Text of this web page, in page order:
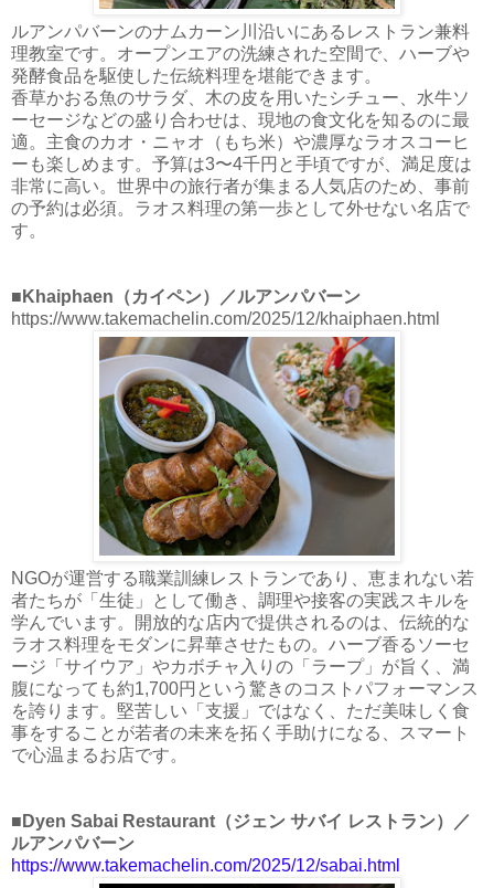
ルアンパバーンのナムカーン川沿いにあるレストラン兼料
理教室です。オープンエアの洗練された空間で、ハーブや
発酵食品を駆使した伝統料理を堪能できます。
香草かおる魚のサラダ、木の皮を用いたシチュー、水牛ソ
ーセージなどの盛り合わせは、現地の食文化を知るのに最
適。主食のカオ・ニャオ（もち米）や濃厚なラオスコーヒ
ーも楽しめます。予算は3〜4千円と手頃ですが、満足度は
非常に高い。世界中の旅行者が集まる人気店のため、事前
の予約は必須。ラオス料理の第一歩として外せない名店で
す。
■Khaiphaen（カイペン）／ルアンパバーン
https://www.takemachelin.com/2025/12/khaiphaen.html
NGOが運営する職業訓練レストランであり、恵まれない若
者たちが「生徒」として働き、調理や接客の実践スキルを
学んでいます。開放的な店内で提供されるのは、伝統的な
ラオス料理をモダンに昇華させたもの。ハーブ香るソーセ
ージ「サイウア」やカボチャ入りの「ラープ」が旨く、満
腹になっても約1,700円という驚きのコストパフォーマンス
を誇ります。堅苦しい「支援」ではなく、ただ美味しく食
事をすることが若者の未来を拓く手助けになる、スマート
で心温まるお店です。
■Dyen Sabai Restaurant（ジェン サバイ レストラン）／
ルアンパバーン
https://www.takemachelin.com/2025/12/sabai.html